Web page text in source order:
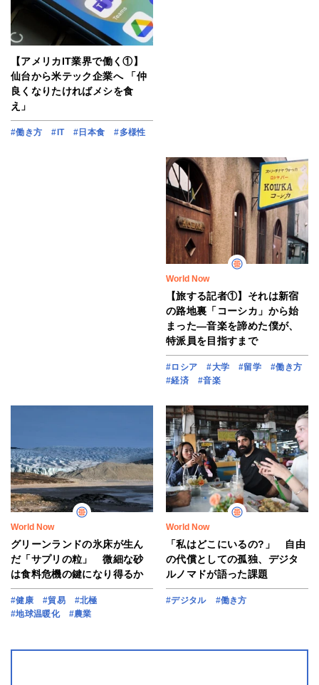
【アメリカIT業界で働く①】
仙台から米テック企業へ 「仲
良くなりたければメシを食
え」
#働き方 #IT #日本食 #多様性
World Now
【旅する記者①】それは新宿
の路地裏「コーシカ」から始
まった―音楽を諦めた僕が、
特派員を目指すまで
#ロシア #大学 #留学
#働き方
#経済
#音楽
World Now
グリーンランドの氷床が生ん
だ「サプリの粒」 微細な砂
は食料危機の鍵になり得るか
#健康 #貿易
#北極
#地球温暖化
#農業
World Now
「私はどこにいるの?」 自由
の代償としての孤独、デジタ
ルノマドが語った課題
#デジタル #働き方